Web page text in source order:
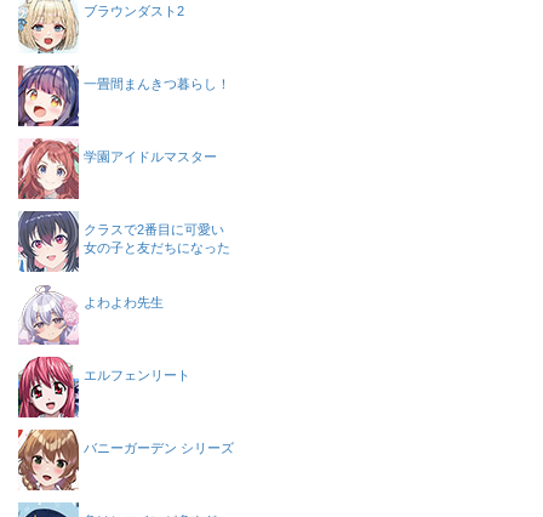
ブラウンダスト2
一畳間まんきつ暮らし！
学園アイドルマスター
クラスで2番目に可愛い
女の子と友だちになった
よわよわ先生
エルフェンリート
バニーガーデン シリーズ